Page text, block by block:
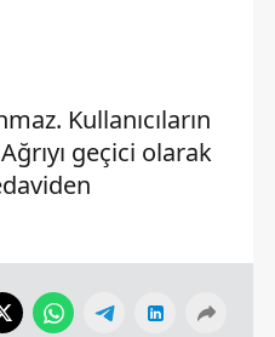
Kullanıcıların
geçici olarak